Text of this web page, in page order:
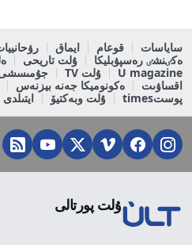
ساياسات قوعام ايماق
ەكٸنشٸ رەسپۋبليكا
ۇلت تاريحى
U magazine
ۇلت TV
جۇمىسشى
اقساۋىت
ەكونوميكا جەنە بيزنەس
پوستtimes
ۇلت وبەكتيۆ
ۇلت پورتالى